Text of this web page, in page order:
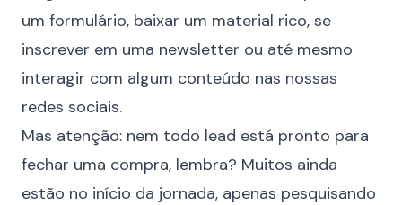
um formulário, baixar um material rico, se
inscrever em uma newsletter ou até mesmo
interagir com algum conteúdo nas nossas
redes sociais.
Mas atenção: nem todo lead está pronto para
fechar uma compra, lembra? Muitos ainda
estão no início da jornada, apenas pesquisando